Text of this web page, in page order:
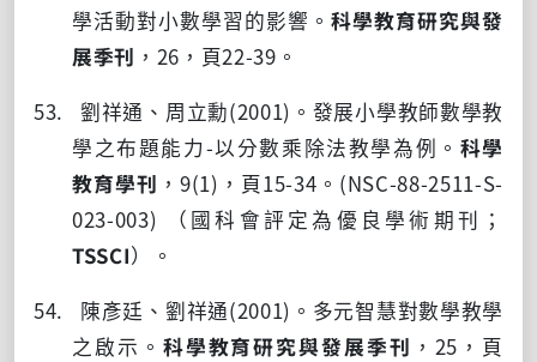
學活動對小數學習的影響。科學教育研究與發
展季刊 ， 26 ，頁22-39 。
53. 劉祥通、周立勳(2001) 。發展小學教師數學教
學之布題能力-以分數乘除法教學為例。 科學
教育學刊 ，9(1) ，頁15-34 。 (NSC-88-2511-S-
023-003)
（國科會評定為優良學術期刊；
TSSCI）。
54. 陳彥廷、劉祥通(2001) 。多元智慧對數學教學
之啟示。 科學教育研究與發展季刊 ， 25 ，頁